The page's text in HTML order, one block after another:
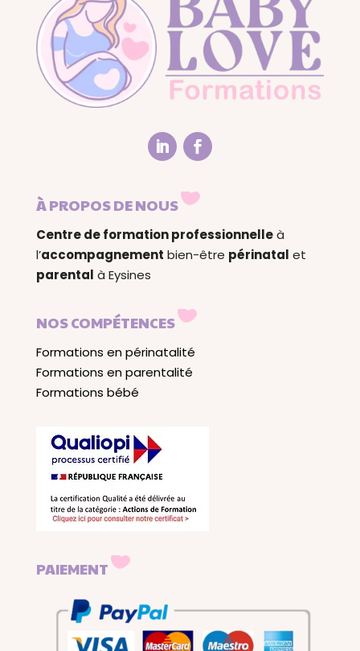
À PROPOS DE NOUS
Centre de formation professionnelleà
l’accompagnement bien-être périnatal et
parental à Eysines
NOS COMPÉTENCES
Formations en périnatalité
Formations en parentalité
Formations bébé
PAIEMENT